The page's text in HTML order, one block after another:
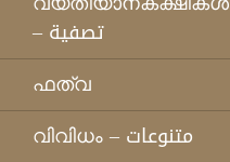
– تصفية
ഫത്‌വ
വിവിധം – متنوعات